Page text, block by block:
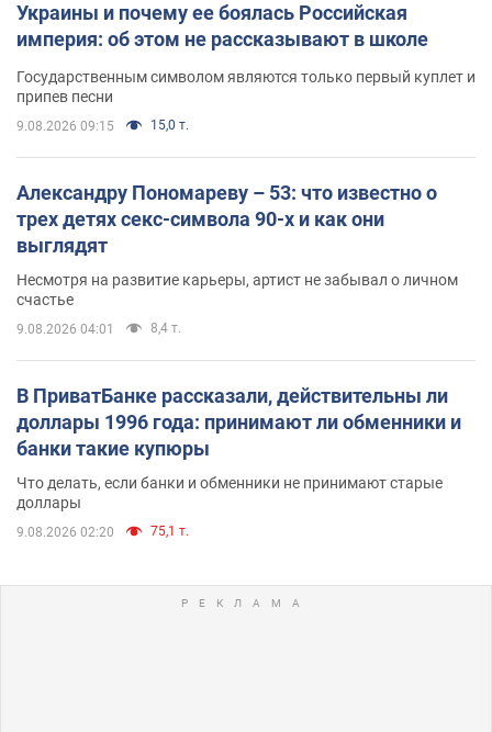
Украины и почему ее боялась Российская
империя: об этом не рассказывают в школе
Государственным символом являются только первый куплет и
припев песни
9.08.2026 09:15 15,0 т.
Александру Пономареву – 53: что известно о
трех детях секс-символа 90-х и как они
выглядят
Несмотря на развитие карьеры, артист не забывал о личном
счастье
9.08.2026 04:01 8,4 т.
В ПриватБанке рассказали, действительны ли
доллары 1996 года: принимают ли обменники и
банки такие купюры
Что делать, если банки и обменники не принимают старые
доллары
9.08.2026 02:20 75,1 т.